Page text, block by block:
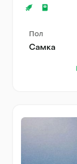
Пол
Самка